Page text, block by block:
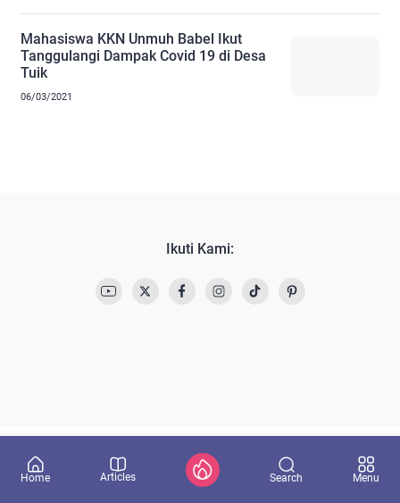
Mahasiswa KKN Unmuh Babel Ikut
Tanggulangi Dampak Covid 19 di Desa
Tuik
06/03/2021
Ikuti Kami:
Home Articles Search Menu